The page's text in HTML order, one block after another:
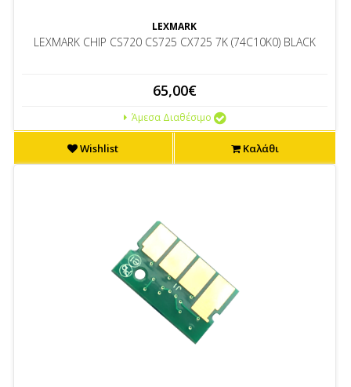
LEXMARK
LEXMARK CHIP CS720 CS725 CX725 7K (74C10K0) BLACK
65,00€
Άμεσα Διαθέσιμο
Wishlist Καλάθι